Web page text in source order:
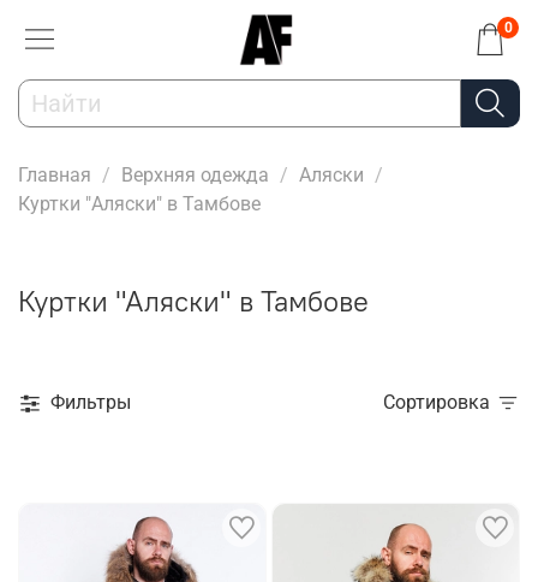
0
Главная Верхняя одежда
Аляски
Куртки "Аляски" в Тамбове
Куртки "Аляски" в Тамбове
Фильтры Сортировка